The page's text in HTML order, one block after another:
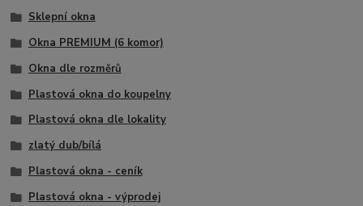
Sklepní okna
Okna PREMIUM (6 komor)
Okna dle rozměrů
Plastová okna do koupelny
Plastová okna dle lokality
zlatý dub/bílá
Plastová okna - ceník
Plastová okna - výprodej